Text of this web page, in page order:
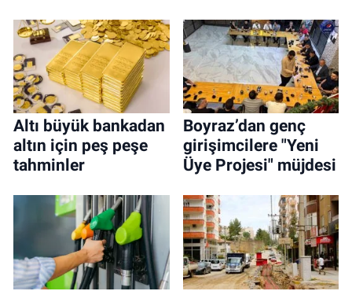
Altı büyük bankadan
altın için peş peşe
tahminler
Boyraz’dan genç
girişimcilere "Yeni
Üye Projesi" müjdesi